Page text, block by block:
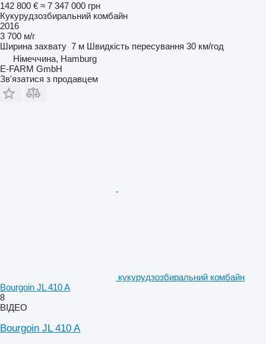
142 800 € ≈ 7 347 000 грн
Кукурудзозбиральний комбайн
2016
3 700 м/г
Ширина захвату 7 м Швидкість пересування 30 км/год
Німеччина, Hamburg
E-FARM GmbH
Зв'язатися з продавцем
кукурудзозбиральний комбайн
Bourgoin JL 410 A
8
ВІДЕО
Bourgoin JL 410 A